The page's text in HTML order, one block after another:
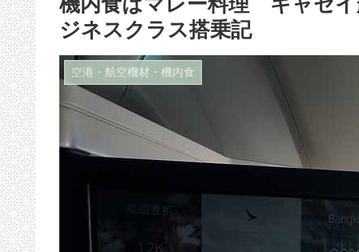
ジネスクラス搭乗記
空港・航空機材・機内食